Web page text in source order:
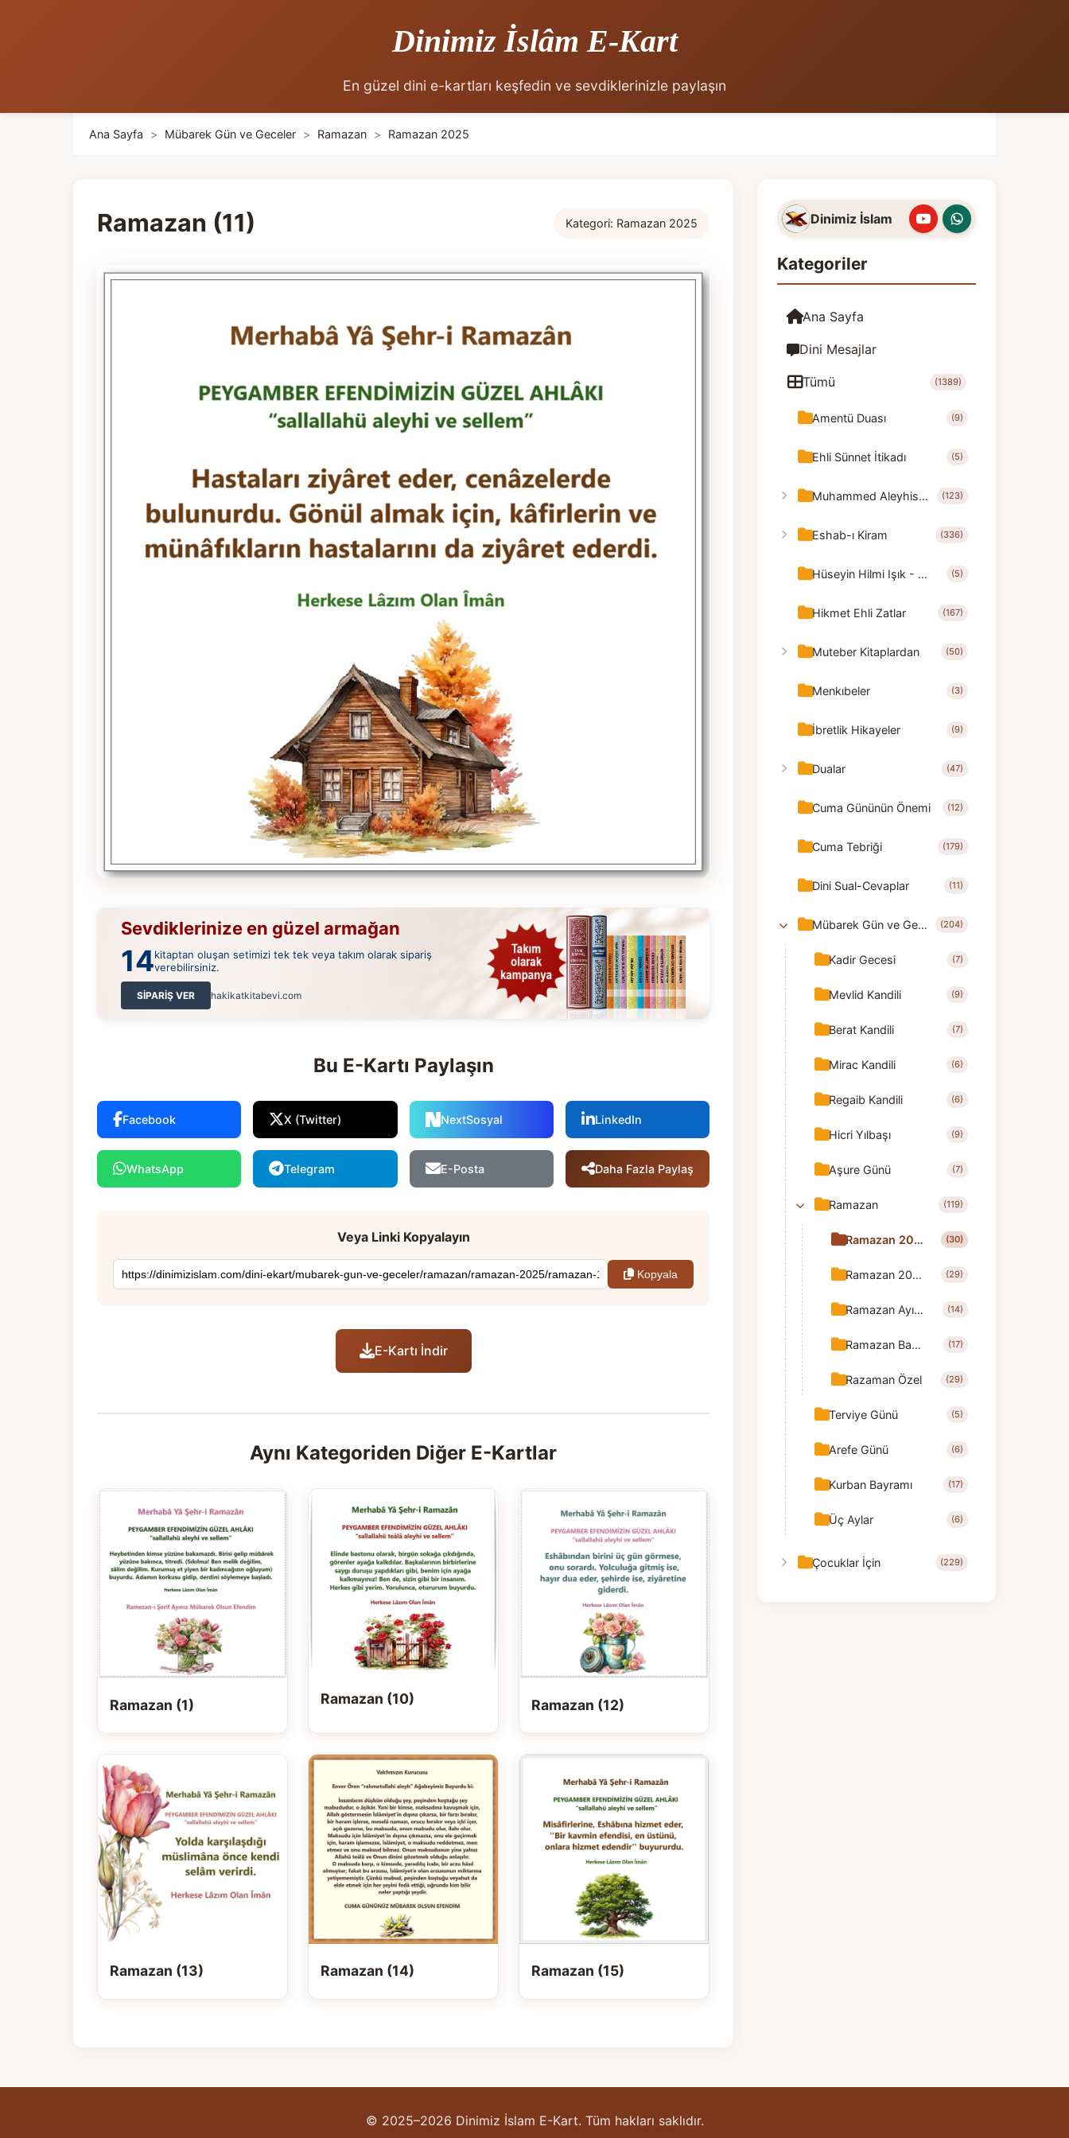
Dinimiz İslâm E-Kart
En güzel dini e-kartları keşfedin ve sevdiklerinizle paylaşın
Ana Sayfa > Mübarek Gün ve Geceler > Ramazan > Ramazan 2025
Ramazan (11) Kategori: Ramazan 2025
Sevdiklerinize en güzel armağan
14kitaptan oluşan setimizi tek tek veya takım olarak sipariş
verebilirsiniz.
SİPARİŞ VER hakikatkitabevi.com
Bu E-Kartı Paylaşın
Facebook X (Twitter) NextSosyal LinkedIn
WhatsApp Telegram E-Posta Daha Fazla Paylaş
Veya Linki Kopyalayın
Kopyala
E-Kartı İndir
Aynı Kategoriden Diğer E-Kartlar
Ramazan (1) Ramazan (10) Ramazan (12)
Ramazan (13) Ramazan (14) Ramazan (15)
Dinimiz İslam
Kategoriler
Ana Sayfa
Dini Mesajlar
Tümü (1389)
Amentü Duası (9)
Ehli Sünnet İtikadı (5)
Muhammed Aleyhisselam (123)
Eshab-ı Kiram (336)
Hüseyin Hilmi Işık - Nasihatler (5)
Hikmet Ehli Zatlar (167)
Muteber Kitaplardan (50)
Menkıbeler (3)
İbretlik Hikayeler (9)
Dualar (47)
Cuma Gününün Önemi (12)
Cuma Tebriği (179)
Dini Sual-Cevaplar (11)
Mübarek Gün ve Geceler (204)
Kadir Gecesi (7)
Mevlid Kandili (9)
Berat Kandili (7)
Mirac Kandili (6)
Regaib Kandili (6)
Hicri Yılbaşı (9)
Aşure Günü (7)
Ramazan (119)
Ramazan 2025 (30)
Ramazan 2026 (29)
Ramazan Ayı Tebrik (14)
Ramazan Bayramı Tebrik (17)
Razaman Özel (29)
Terviye Günü (5)
Arefe Günü (6)
Kurban Bayramı (17)
Üç Aylar (6)
Çocuklar İçin (229)
© 2025–2026 Dinimiz İslam E-Kart. Tüm hakları saklıdır.